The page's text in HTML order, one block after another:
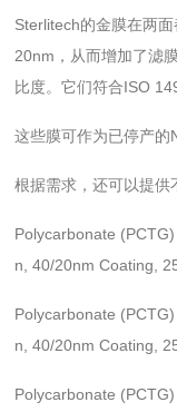
Sterlitech的金膜在两
20nm，从而增加了滤
比度。它们符合ISO
这些膜可作为已停产的
根据需求，还可以提供
Polycarbonate
n, 40/20nm Coating,
Polycarbonate
n, 40/20nm Coating,
Polycarbonate